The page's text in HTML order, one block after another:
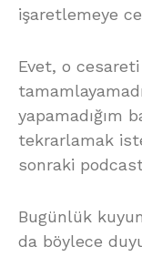
işaretlemeye
Evet, o
yapamadığım
tekrarlamak
sonraki
Bugünlük
da böylece